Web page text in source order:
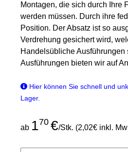
Montagen, die sich durch Ihre
werden müssen. Durch ihre
Position. Der Absatz ist so
Verdrehung gesichert wird,
Handelsübliche
Ausführungen bieten wir auf
Hier können Sie schnell und
Lager.
ab 170 €/Stk. (2,02€ inkl.